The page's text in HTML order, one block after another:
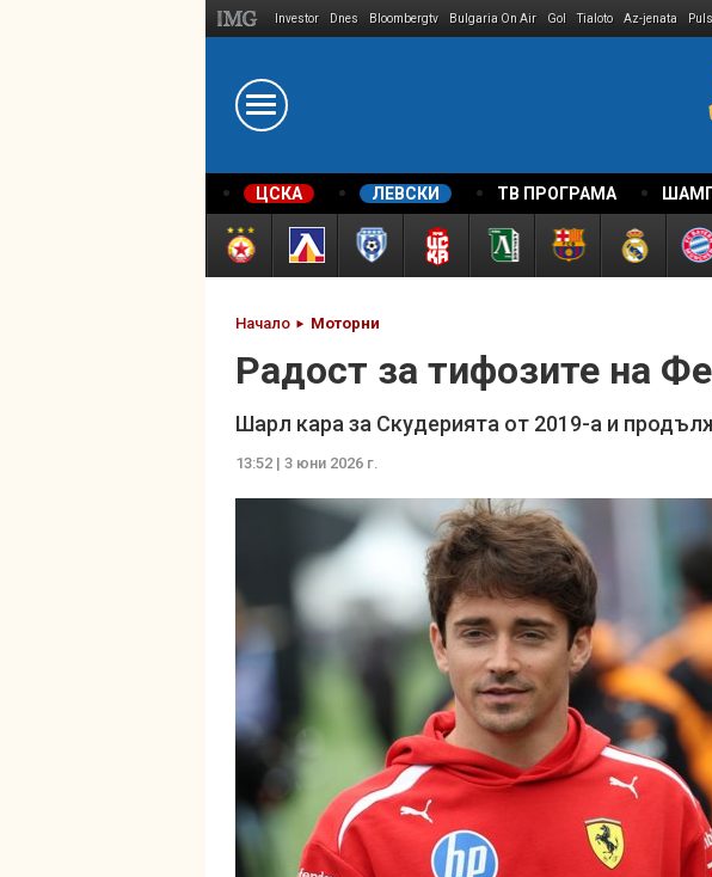
Investor Dnes Bloombergtv Bulgaria On Air Gol Tialoto Az-jenata Puls
ЦСКА ЛЕВСКИ ТВ ПРОГРАМА
Начало Моторни
Радост за тифозите на
Шарл кара за Скудерията от 2019-а и
13:52 | 3 юни 2026 г.